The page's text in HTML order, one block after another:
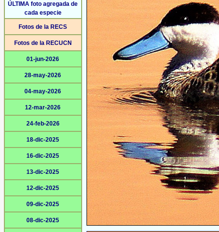
ÚLTIMA foto agregada de
cada especie
Fotos de la RECS
Fotos de la RECUCN
01-jun-2026
28-may-2026
04-may-2026
12-mar-2026
24-feb-2026
18-dic-2025
16-dic-2025
13-dic-2025
12-dic-2025
09-dic-2025
08-dic-2025